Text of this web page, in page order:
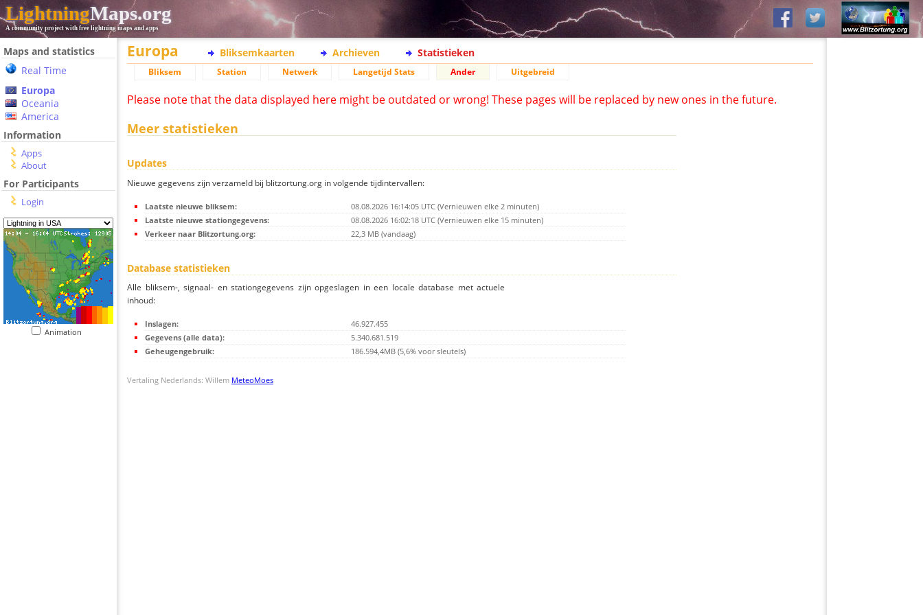
LightningMaps.org
A community project with free lightning maps and apps
Maps and statistics
Real Time
Europa
Oceania
America
Information
Apps
About
For Participants
Login
Animation
Europa Bliksemkaarten Archieven Statistieken
Bliksem Station Netwerk Langetijd Stats Ander Uitgebreid
Please note that the data displayed here might be outdated or wrong! These pages will be replaced by new ones in the future.
Meer statistieken
Updates
Nieuwe gegevens zijn verzameld bij blitzortung.org in volgende tijdintervallen:
Laatste nieuwe bliksem:
08.08.2026 16:14:05 UTC (Vernieuwen elke 2 minuten)
Laatste nieuwe stationgegevens:
08.08.2026 16:02:18 UTC (Vernieuwen elke 15 minuten)
Verkeer naar Blitzortung.org:
22,3 MB (vandaag)
Database statistieken
Alle bliksem-, signaal- en stationgegevens zijn opgeslagen in een locale database met actuele
inhoud:
Inslagen:
46.927.455
Gegevens (alle data):
5.340.681.519
Geheugengebruik:
186.594,4MB (5,6% voor sleutels)
Vertaling Nederlands: Willem MeteoMoes